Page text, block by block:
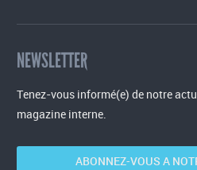
NEWSLETTER
Tenez-vous informé(e) de notre
magazine interne.
ABONNEZ-VOUS A